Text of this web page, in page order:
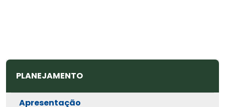
PLANEJAMENTO
Apresentação